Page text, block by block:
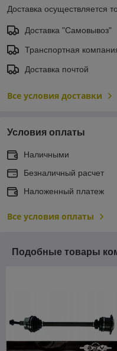
Доставка осуществляется
Доставка "Самовывоз"
Транспортная
Доставка почтой
Все условия доставки
Условия оплаты
Наличными
Безналичный расчет
Наложенный платеж
Все условия оплаты
Подобные товары